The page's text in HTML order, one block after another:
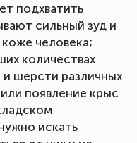
подхватить
сильный зуд и
человека;
количествах
шерсти различных
появление крыс
искать